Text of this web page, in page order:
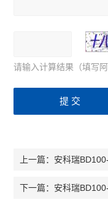
请输入计算结果（填写
上一篇： 安科瑞
下一篇： 安科瑞